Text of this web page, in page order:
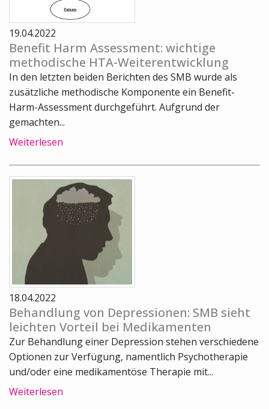
19.04.2022
Benefit Harm Assessment: wichtige
methodische HTA-Weiterentwicklung
In den letzten beiden Berichten des SMB wurde als
zusätzliche methodische Komponente ein Benefit-
Harm-Assessment durchgeführt. Aufgrund der
gemachten...
Weiterlesen
18.04.2022
Behandlung von Depressionen: SMB sieht
leichten Vorteil bei Medikamenten
Zur Behandlung einer Depression stehen verschiedene
Optionen zur Verfügung, namentlich Psychotherapie
und/oder eine medikamentöse Therapie mit...
Weiterlesen